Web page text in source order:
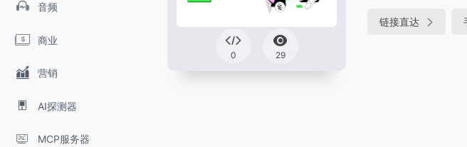
音频
商业
营销
AI探测器
MCP服务器
0 29
链接直达